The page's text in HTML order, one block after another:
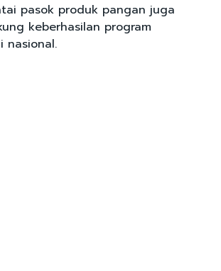
pasok produk pangan juga
keberhasilan program
nasional.